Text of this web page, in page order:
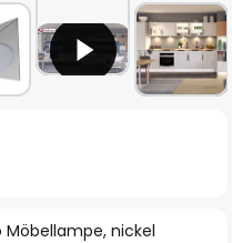
nickel